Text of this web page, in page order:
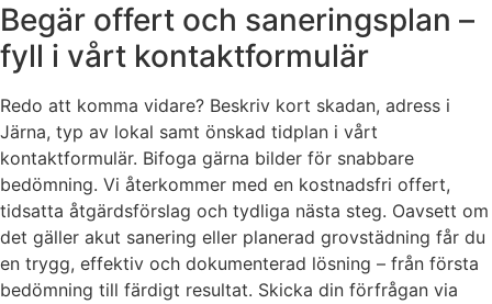
Begär offert och saneringsplan –
fyll i vårt kontaktformulär
Redo att komma vidare? Beskriv kort skadan, adress i
Järna, typ av lokal samt önskad tidplan i vårt
kontaktformulär. Bifoga gärna bilder för snabbare
bedömning. Vi återkommer med en kostnadsfri offert,
tidsatta åtgärdsförslag och tydliga nästa steg. Oavsett om
det gäller akut sanering eller planerad grovstädning får du
en trygg, effektiv och dokumenterad lösning – från första
bedömning till färdigt resultat. Skicka din förfrågan via